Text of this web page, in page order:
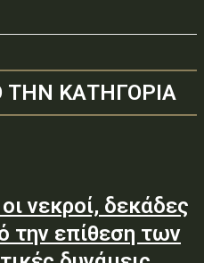
ΤΗΝ ΚΑΤΗΓΟΡΙΑ
νεκροί, δεκάδες
την επίθεση των